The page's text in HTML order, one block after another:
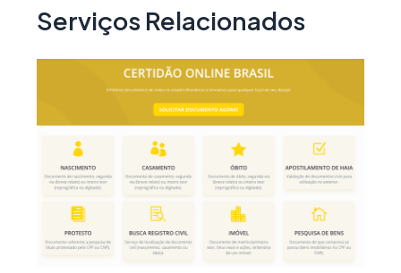
Serviços Relacionados